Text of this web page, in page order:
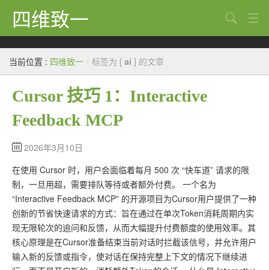
四维致一
Java
大数据
Python
Scala
GoLang
工程
Bug
Tricks
想法
搜索
当前位置 : 四维致一 / 标签为 [ ai ] 的文章
Cursor 技巧 1：Interactive
Feedback MCP
2026年3月10日
在使用 Cursor 时，用户会面临着每月 500 次 “快车道” 请求的限
制，一旦用超，需要排队等待或者额外付费。 一个名为
“Interactive Feedback MCP” 的开源项目为Cursor用户提供了一种
创新的节省快速请求的方式：旨在通过在单次Token消耗周期内实
现无限轮次的追问和反馈，从而大幅提升付费额度的使用效率。其
核心原理是在Cursor准备结束当前对话时拦截该信号，并允许用户
输入新的反馈或指令，使对话在保持完整上下文的情况下继续进